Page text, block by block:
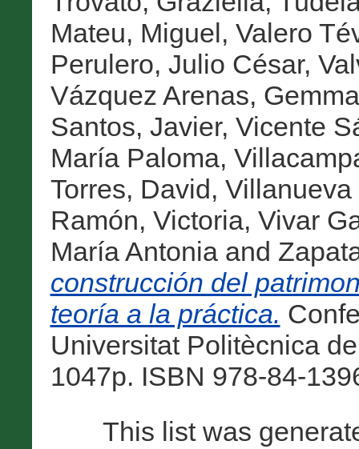
Mateu, Miguel, Valero
Perulero, Julio César,
Vázquez Arenas, Gemma
Santos, Javier, Vicente
María Paloma,
Torres, David,
Ramón, Victoria, Vivar
María Antoniaand
construcción del
teoría a la práctica.
Universitat Politècnica
1047p. ISBN 978-84-
This list was